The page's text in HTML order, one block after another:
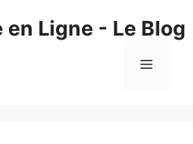
en Ligne - Le Blog
Menu